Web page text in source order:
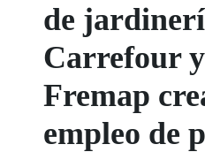
de
Carrefour
Fremap
empleo de